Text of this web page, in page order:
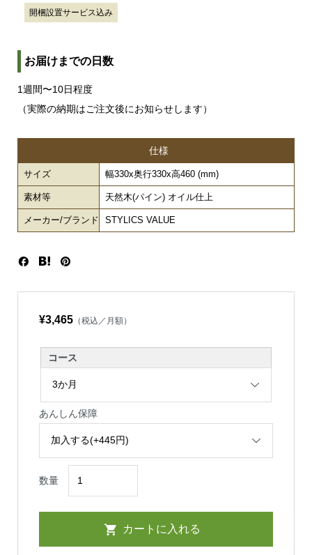
開梱設置サービス込み
お届けまでの日数
1週間〜10日程度
（実際の納期はご注文後にお知らせします）
仕様
サイズ 幅330x奥行330x高460 (mm)
素材等 天然木(パイン) オイル仕上
メーカー/ブランド STYLICS VALUE
¥3,465（税込／月額）
コース
あんしん保障
数量